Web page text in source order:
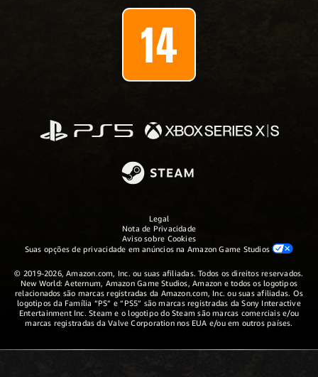
Legal
Nota de Privacidade
Aviso sobre Cookies
Suas opções de privacidade em anúncios na Amazon Game Studios
© 2019-2026, Amazon.com, Inc. ou suas afiliadas. Todos os direitos reservados.
New World: Aeternum, Amazon Game Studios, Amazon e todos os logotipos
relacionados são marcas registradas da Amazon.com, Inc. ou suas afiliadas. Os
logotipos da Família “PS” e “PS5” são marcas registradas da Sony Interactive
Entertainment Inc. Steam e o logotipo do Steam são marcas comerciais e/ou
marcas registradas da Valve Corporation nos EUA e/ou em outros países.